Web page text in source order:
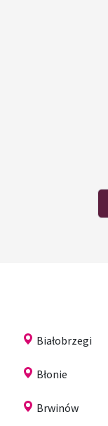
Białobrzegi
Błonie
Brwinów